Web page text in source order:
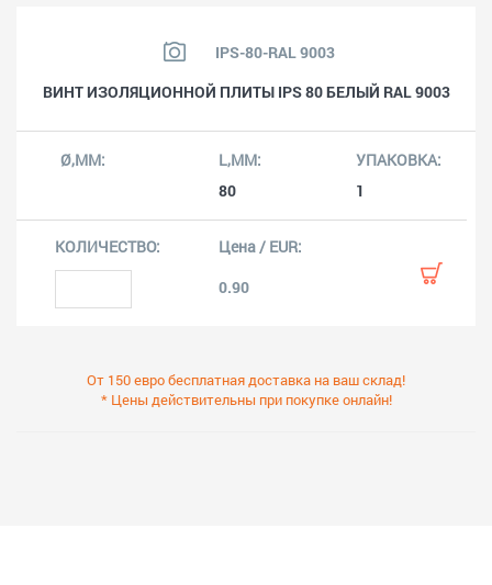
IPS-80-RAL 9003
ВИНТ ИЗОЛЯЦИОННОЙ ПЛИТЫ IPS 80 БЕЛЫЙ RAL 9003
80 1
0.90
От 150 евро бесплатная доставка на ваш склад!
* Цены действительны при покупке онлайн!